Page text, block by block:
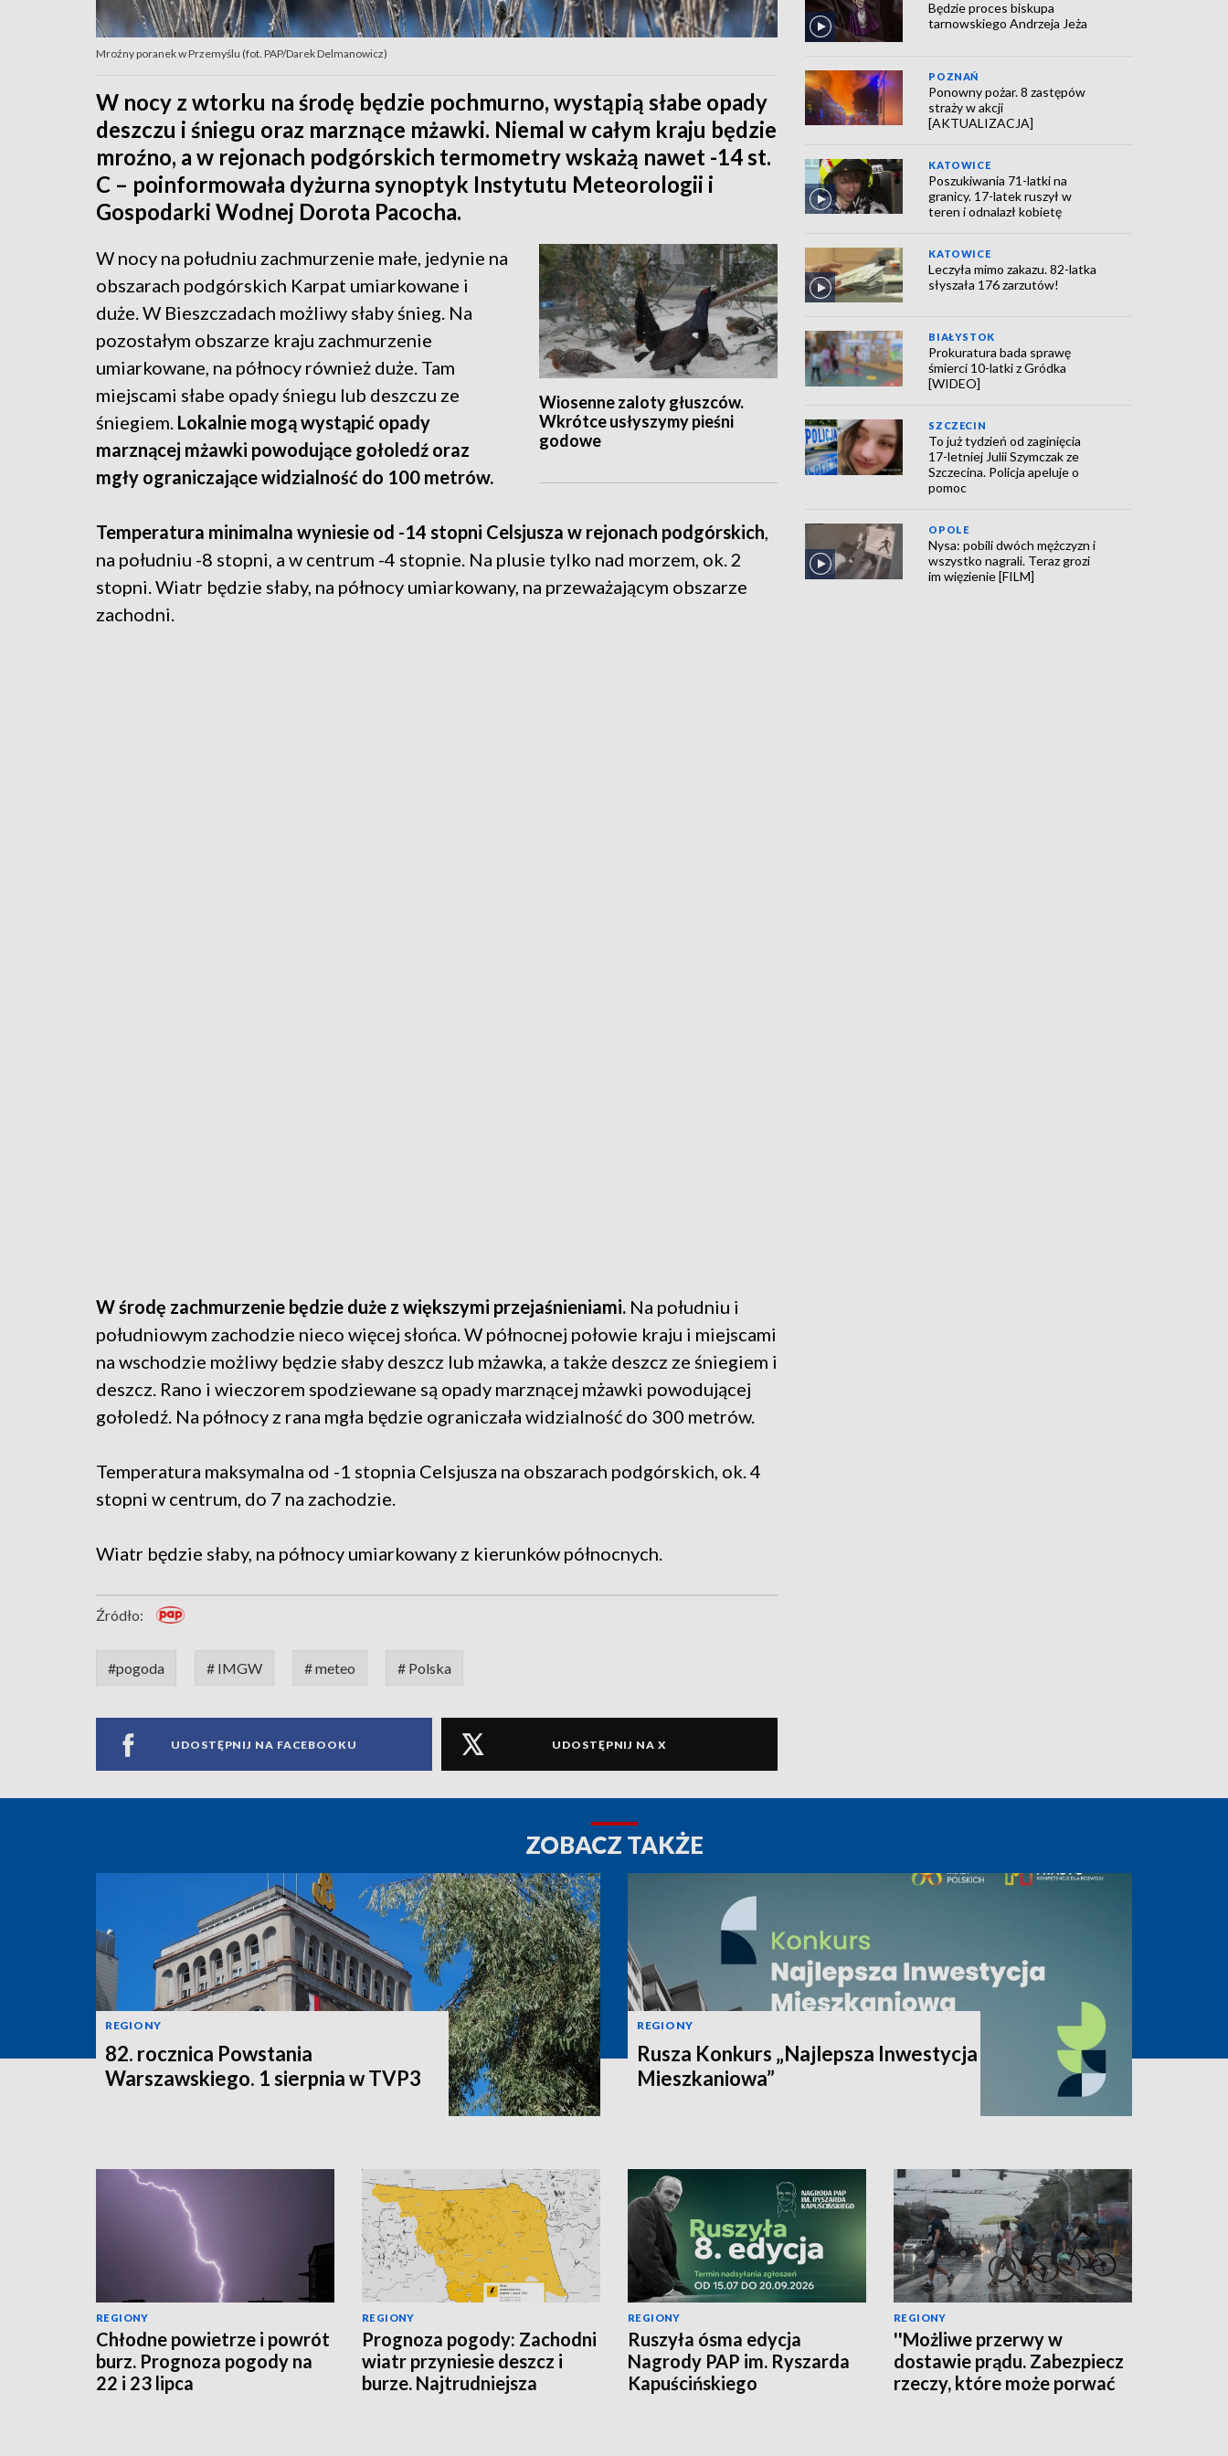
Mroźny poranek w Przemyślu (fot. PAP/Darek Delmanowicz)
W nocy z wtorku na środę będzie pochmurno, wystąpią słabe opady
deszczu i śniegu oraz marznące mżawki. Niemal w całym kraju będzie
mroźno, a w rejonach podgórskich termometry wskażą nawet -14 st.
C – poinformowała dyżurna synoptyk Instytutu Meteorologii i
Gospodarki Wodnej Dorota Pacocha.
Wiosenne zaloty głuszców.
Wkrótce usłyszymy pieśni
godowe
W nocy na południu zachmurzenie małe, jedynie na
obszarach podgórskich Karpat umiarkowane i
duże. W Bieszczadach możliwy słaby śnieg. Na
pozostałym obszarze kraju zachmurzenie
umiarkowane, na północy również duże. Tam
miejscami słabe opady śniegu lub deszczu ze
śniegiem. Lokalnie mogą wystąpić opady
marznącej mżawki powodujące gołoledź oraz
mgły ograniczające widzialność do 100 metrów.
Temperatura minimalna wyniesie od -14 stopni Celsjusza w rejonach podgórskich,
na południu -8 stopni, a w centrum -4 stopnie. Na plusie tylko nad morzem, ok. 2
stopni. Wiatr będzie słaby, na północy umiarkowany, na przeważającym obszarze
zachodni.
W środę zachmurzenie będzie duże z większymi przejaśnieniami. Na południu i
południowym zachodzie nieco więcej słońca. W północnej połowie kraju i miejscami
na wschodzie możliwy będzie słaby deszcz lub mżawka, a także deszcz ze śniegiem i
deszcz. Rano i wieczorem spodziewane są opady marznącej mżawki powodującej
gołoledź. Na północy z rana mgła będzie ograniczała widzialność do 300 metrów.
Temperatura maksymalna od -1 stopnia Celsjusza na obszarach podgórskich, ok. 4
stopni w centrum, do 7 na zachodzie.
Wiatr będzie słaby, na północy umiarkowany z kierunków północnych.
Źródło:
#pogoda # IMGW # meteo # Polska
UDOSTĘPNIJ NA FACEBOOKU UDOSTĘPNIJ NA X
Będzie proces biskupa
tarnowskiego Andrzeja Jeża
POZNAŃ
Ponowny pożar. 8 zastępów
straży w akcji
[AKTUALIZACJA]
KATOWICE
Poszukiwania 71-latki na
granicy. 17-latek ruszył w
teren i odnalazł kobietę
KATOWICE
Leczyła mimo zakazu. 82-latka
słyszała 176 zarzutów!
BIAŁYSTOK
Prokuratura bada sprawę
śmierci 10-latki z Gródka
[WIDEO]
SZCZECIN
To już tydzień od zaginięcia
17-letniej Julii Szymczak ze
Szczecina. Policja apeluje o
pomoc
OPOLE
Nysa: pobili dwóch mężczyzn i
wszystko nagrali. Teraz grozi
im więzienie [FILM]
ZOBACZ TAKŻE
REGIONY
82. rocznica Powstania
Warszawskiego. 1 sierpnia w TVP3
REGIONY
Rusza Konkurs „Najlepsza Inwestycja
Mieszkaniowa”
REGIONY
Chłodne powietrze i powrót
burz. Prognoza pogody na
22 i 23 lipca
REGIONY
Prognoza pogody: Zachodni
wiatr przyniesie deszcz i
burze. Najtrudniejsza
REGIONY
Ruszyła ósma edycja
Nagrody PAP im. Ryszarda
Kapuścińskiego
REGIONY
''Możliwe przerwy w
dostawie prądu. Zabezpiecz
rzeczy, które może porwać